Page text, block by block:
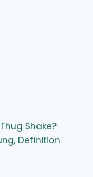
Shake?
Definition